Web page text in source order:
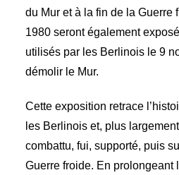
du Mur et à la fin de la Guerre
1980 seront également
utilisés par les Berlinois le 9
démolir le Mur.
Cette exposition retrace
les Berlinois et, plus
combattu, fui, supporté, puis
Guerre froide. En prolongeant